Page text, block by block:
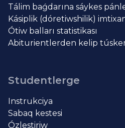
Tálim baǵdarına sáykes
Kásiplik (dóretiwshilik)
Ótiw balları statistikası
Abiturientlerden kelip
Studentlerge
Instrukciya
Sabaq kestesi
Ózlestiriw